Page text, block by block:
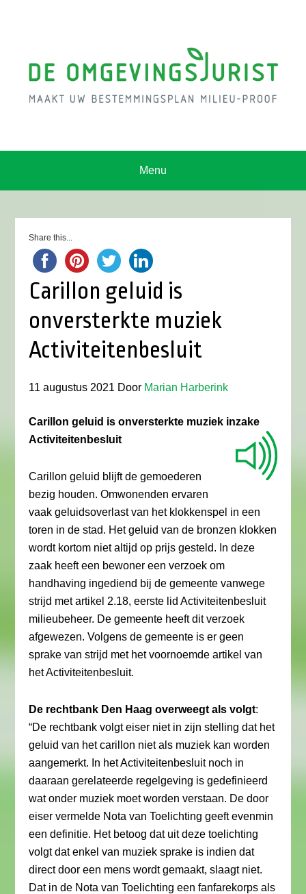
Menu
Share this...
Carillon geluid is
onversterkte muziek
Activiteitenbesluit
11 augustus 2021 Door Marian Harberink
Carillon geluid is onversterkte muziek inzake
Activiteitenbesluit
Carillon geluid blijft de gemoederen
bezig houden. Omwonenden ervaren
vaak geluidsoverlast van het klokkenspel in een
toren in de stad. Het geluid van de bronzen klokken
wordt kortom niet altijd op prijs gesteld. In deze
zaak heeft een bewoner een verzoek om
handhaving ingediend bij de gemeente vanwege
strijd met artikel 2.18, eerste lid Activiteitenbesluit
milieubeheer. De gemeente heeft dit verzoek
afgewezen. Volgens de gemeente is er geen
sprake van strijd met het voornoemde artikel van
het Activiteitenbesluit.
De rechtbank Den Haag overweegt als volgt:
“De rechtbank volgt eiser niet in zijn stelling dat het
geluid van het carillon niet als muziek kan worden
aangemerkt. In het Activiteitenbesluit noch in
daaraan gerelateerde regelgeving is gedefinieerd
wat onder muziek moet worden verstaan. De door
eiser vermelde Nota van Toelichting geeft evenmin
een definitie. Het betoog dat uit deze toelichting
volgt dat enkel van muziek sprake is indien dat
direct door een mens wordt gemaakt, slaagt niet.
Dat in de Nota van Toelichting een fanfarekorps als